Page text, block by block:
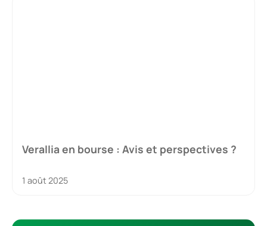
Verallia en bourse : Avis et perspectives ?
1 août 2025